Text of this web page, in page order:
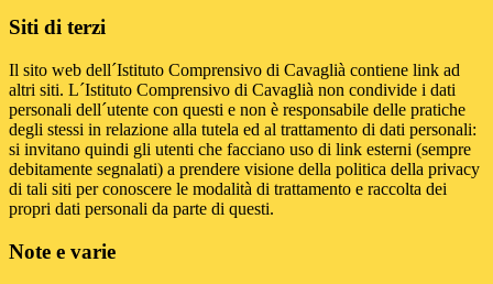
Siti di terzi
Il sito web dell´Istituto Comprensivo di Cavaglià contiene link ad
altri siti. L´Istituto Comprensivo di Cavaglià non condivide i dati
personali dell´utente con questi e non è responsabile delle pratiche
degli stessi in relazione alla tutela ed al trattamento di dati personali:
si invitano quindi gli utenti che facciano uso di link esterni (sempre
debitamente segnalati) a prendere visione della politica della privacy
di tali siti per conoscere le modalità di trattamento e raccolta dei
propri dati personali da parte di questi.
Note e varie